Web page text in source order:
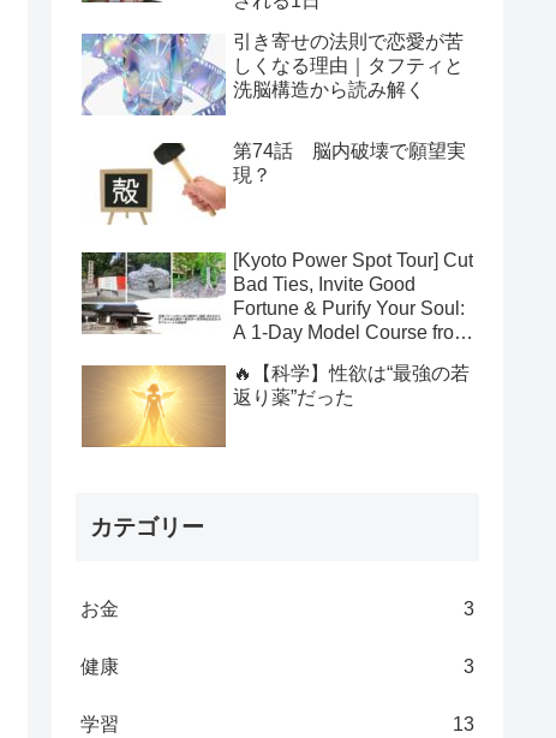
引き寄せの法則で恋愛が苦
しくなる理由｜タフティと
洗脳構造から読み解く
第74話 脳内破壊で願望実
現？
[Kyoto Power Spot Tour] Cut
Bad Ties, Invite Good
Fortune & Purify Your Soul:
A 1-Day Model Course from
Suzumushi-dera to Kamo
Shrines
🔥【科学】性欲は“最強の若
返り薬”だった
カテゴリー
お金 3
健康 3
学習 13